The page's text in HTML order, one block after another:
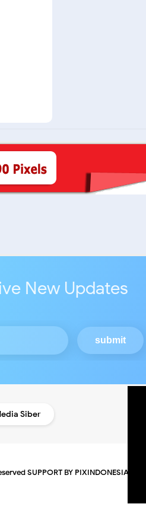
New Updates
Siber
SUPPORT BY PIXINDONESIA